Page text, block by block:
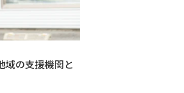
域の支援機関と